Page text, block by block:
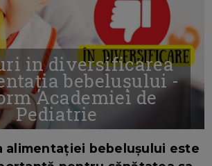
in diversificarea
bebelușului -
Academiei de
Pediatrie
alimentației bebelușului este